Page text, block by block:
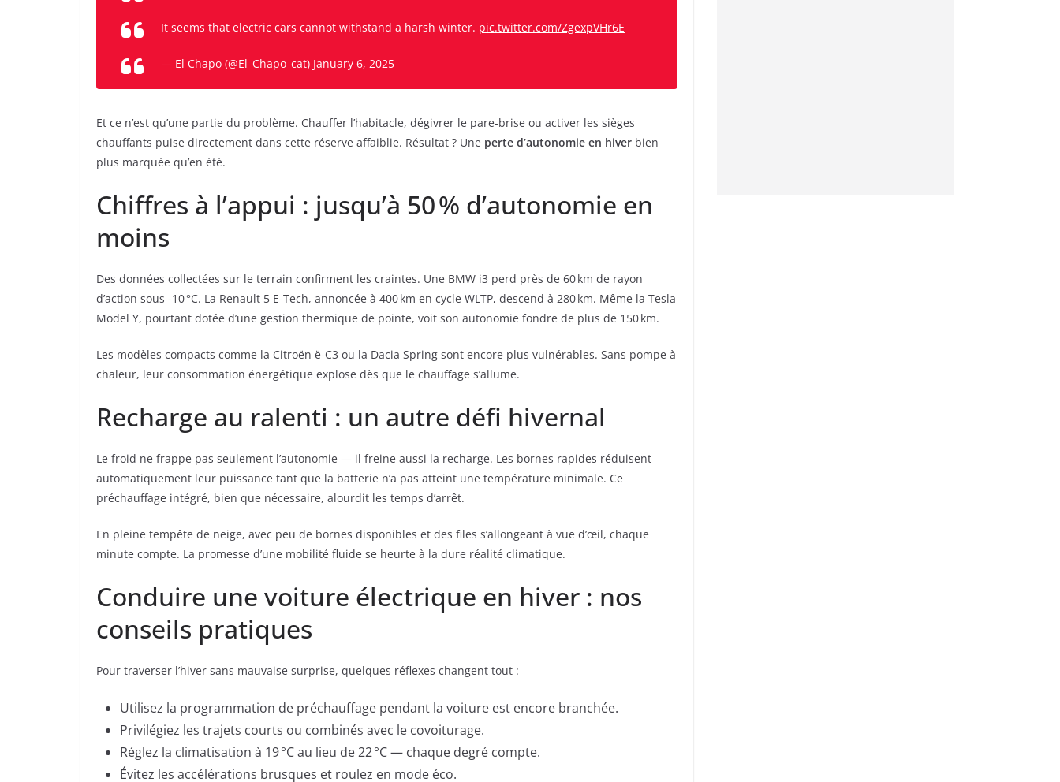
It seems that electric cars cannot withstand a harsh winter. pic.twitter.com/ZgexpVHr6E
— El Chapo (@El_Chapo_cat) January 6, 2025
Et ce n’est qu’une partie du problème. Chauffer l’habitacle, dégivrer le pare-brise ou activer les sièges
chauffants puise directement dans cette réserve affaiblie. Résultat ? Une perte d’autonomie en hiver bien
plus marquée qu’en été.
Chiffres à l’appui : jusqu’à 50 % d’autonomie en
moins
Des données collectées sur le terrain confirment les craintes. Une BMW i3 perd près de 60 km de rayon
d’action sous -10 °C. La Renault 5 E-Tech, annoncée à 400 km en cycle WLTP, descend à 280 km. Même la Tesla
Model Y, pourtant dotée d’une gestion thermique de pointe, voit son autonomie fondre de plus de 150 km.
Les modèles compacts comme la Citroën ë-C3 ou la Dacia Spring sont encore plus vulnérables. Sans pompe à
chaleur, leur consommation énergétique explose dès que le chauffage s’allume.
Recharge au ralenti : un autre défi hivernal
Le froid ne frappe pas seulement l’autonomie — il freine aussi la recharge. Les bornes rapides réduisent
automatiquement leur puissance tant que la batterie n’a pas atteint une température minimale. Ce
préchauffage intégré, bien que nécessaire, alourdit les temps d’arrêt.
En pleine tempête de neige, avec peu de bornes disponibles et des files s’allongeant à vue d’œil, chaque
minute compte. La promesse d’une mobilité fluide se heurte à la dure réalité climatique.
Conduire une voiture électrique en hiver : nos
conseils pratiques
Pour traverser l’hiver sans mauvaise surprise, quelques réflexes changent tout :
Utilisez la programmation de préchauffage pendant la voiture est encore branchée.
Privilégiez les trajets courts ou combinés avec le covoiturage.
Réglez la climatisation à 19 °C au lieu de 22 °C — chaque degré compte.
Évitez les accélérations brusques et roulez en mode éco.